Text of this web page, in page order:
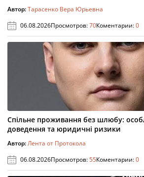
Автор:Тарасенко Вера Юрьевна
06.08.2026Просмотров:70Коментарии:0
Спільне проживання без шлюбу:
доведення та юридичні ризики
Автор:Лента от Протокола
06.08.2026Просмотров:55Коментарии:0